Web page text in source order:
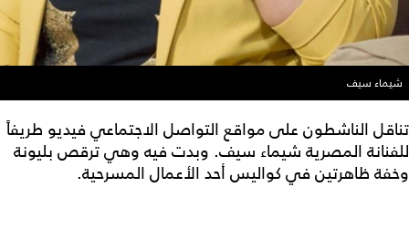
شيماء سيف
تناقل الناشطون على مواقع التواصل الاجتماعي فيديو طريفاً
للفنانة المصرية شيماء سيف. وبدت فيه وهي ترقص بليونة
وخفة ظاهرتين في كواليس أحد الأعمال المسرحية.